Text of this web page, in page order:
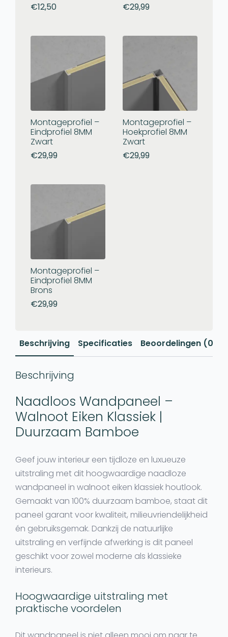
€12,50
€29,99
Montageprofiel –
Eindprofiel 8MM
Zwart
€29,99
Montageprofiel –
Hoekprofiel 8MM
Zwart
€29,99
Montageprofiel –
Eindprofiel 8MM
Brons
€29,99
Beschrijving Specificaties Beoordelingen (0)
Beschrijving
Naadloos Wandpaneel –
Walnoot Eiken Klassiek |
Duurzaam Bamboe
Geef jouw interieur een tijdloze en luxueuze
uitstraling met dit hoogwaardige naadloze
wandpaneel in walnoot eiken klassiek houtlook.
Gemaakt van 100% duurzaam bamboe, staat dit
paneel garant voor kwaliteit, milieuvriendelijkheid
én gebruiksgemak. Dankzij de natuurlijke
uitstraling en verfijnde afwerking is dit paneel
geschikt voor zowel moderne als klassieke
interieurs.
Hoogwaardige uitstraling met
praktische voordelen